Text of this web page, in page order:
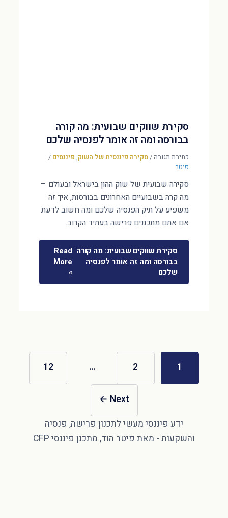
סקירת שווקים שבועית: מה קורה
בבורסה ומה זה אומר לפנסיה שלכם
כתיבת תגובה/סקירה פיננסית של השוק, פיננסים /
פיטר
סקירה שבועית של שוק ההון בישראל ובעולם –
מה קרה בשבועיים האחרונים בבורסות, איך זה
משפיע על תיק הפנסיה שלכם ומה חשוב לדעת
אם אתם מתכננים פרישה בעתיד הקרוב.
סקירת שווקים שבועית: מה קורה
בבורסה ומה זה אומר לפנסיה
שלכם
Read
More
»
1
2
…
12
Next
←